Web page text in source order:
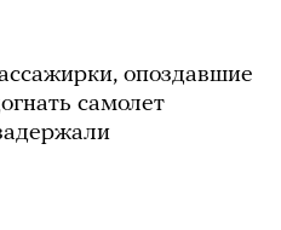
опоздавшие
самолет